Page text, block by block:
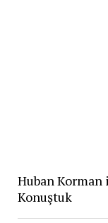
Huban Korman
Konuştuk